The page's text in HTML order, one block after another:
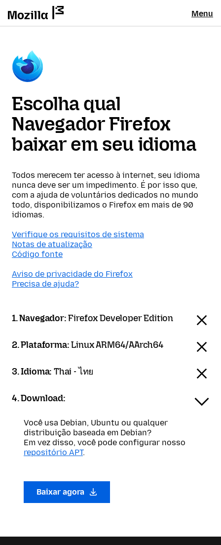
Menu
Escolha qual
Navegador Firefox
baixar em seu idioma
Todos merecem ter acesso à internet, seu idioma
nunca deve ser um impedimento. É por isso que,
com a ajuda de voluntários dedicados no mundo
todo, disponibilizamos o Firefox em mais de 90
idiomas.
Verifique os requisitos de sistema
Notas de atualização
Código fonte
Aviso de privacidade do Firefox
Precisa de ajuda?
1. Navegador:Firefox Developer Edition
2. Plataforma:Linux ARM64/AArch64
3. Idioma:Thai - ไทย
4. Download:
Você usa Debian, Ubuntu ou qualquer
distribuição baseada em Debian?
Em vez disso, você pode configurar nosso
repositório APT.
Baixar agora